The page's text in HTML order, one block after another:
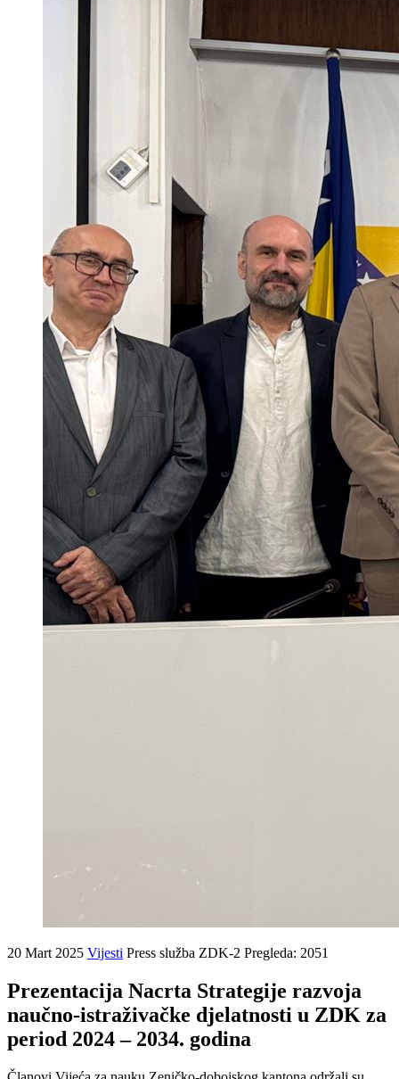
20 Mart 2025 Vijesti Press služba ZDK-2 Pregleda: 2051
Prezentacija Nacrta Strategije razvoja
naučno-istraživačke djelatnosti u ZDK za
period 2024 – 2034. godina